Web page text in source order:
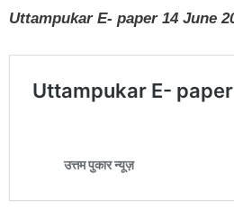
Uttampukar E- paper 14 June